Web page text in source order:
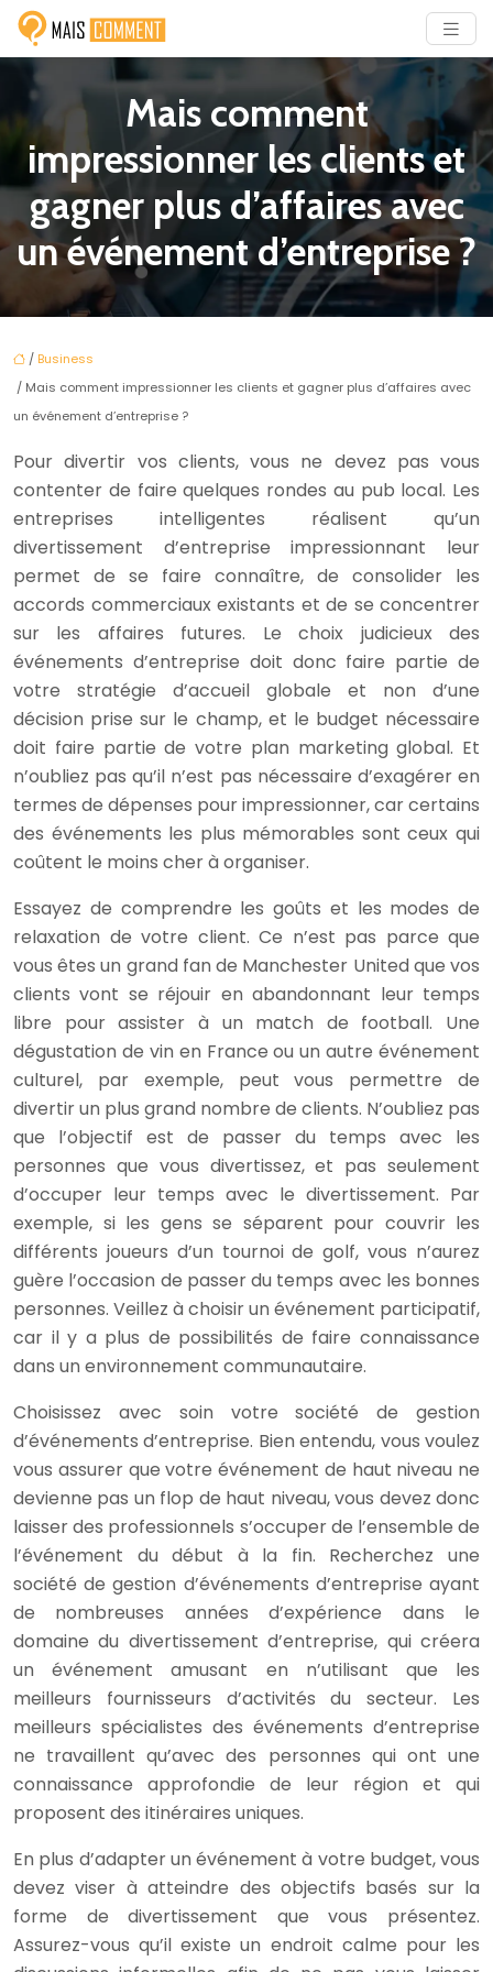
Mais comment
impressionner les clients et
gagner plus d’affaires avec
un événement d’entreprise ?
/ Business
/ Mais comment impressionner les clients et gagner plus d’affaires avec
un événement d’entreprise ?
Pour divertir vos clients, vous ne devez pas vous
contenter de faire quelques rondes au pub local. Les
entreprises intelligentes réalisent qu’un
divertissement d’entreprise impressionnant leur
permet de se faire connaître, de consolider les
accords commerciaux existants et de se concentrer
sur les affaires futures. Le choix judicieux des
événements d’entreprise doit donc faire partie de
votre stratégie d’accueil globale et non d’une
décision prise sur le champ, et le budget nécessaire
doit faire partie de votre plan marketing global. Et
n’oubliez pas qu’il n’est pas nécessaire d’exagérer en
termes de dépenses pour impressionner, car certains
des événements les plus mémorables sont ceux qui
coûtent le moins cher à organiser.
Essayez de comprendre les goûts et les modes de
relaxation de votre client. Ce n’est pas parce que
vous êtes un grand fan de Manchester United que vos
clients vont se réjouir en abandonnant leur temps
libre pour assister à un match de football. Une
dégustation de vin en France ou un autre événement
culturel, par exemple, peut vous permettre de
divertir un plus grand nombre de clients. N’oubliez pas
que l’objectif est de passer du temps avec les
personnes que vous divertissez, et pas seulement
d’occuper leur temps avec le divertissement. Par
exemple, si les gens se séparent pour couvrir les
différents joueurs d’un tournoi de golf, vous n’aurez
guère l’occasion de passer du temps avec les bonnes
personnes. Veillez à choisir un événement participatif,
car il y a plus de possibilités de faire connaissance
dans un environnement communautaire.
Choisissez avec soin votre société de gestion
d’événements d’entreprise. Bien entendu, vous voulez
vous assurer que votre événement de haut niveau ne
devienne pas un flop de haut niveau, vous devez donc
laisser des professionnels s’occuper de l’ensemble de
l’événement du début à la fin. Recherchez une
société de gestion d’événements d’entreprise ayant
de nombreuses années d’expérience dans le
domaine du divertissement d’entreprise, qui créera
un événement amusant en n’utilisant que les
meilleurs fournisseurs d’activités du secteur. Les
meilleurs spécialistes des événements d’entreprise
ne travaillent qu’avec des personnes qui ont une
connaissance approfondie de leur région et qui
proposent des itinéraires uniques.
En plus d’adapter un événement à votre budget, vous
devez viser à atteindre des objectifs basés sur la
forme de divertissement que vous présentez.
Assurez-vous qu’il existe un endroit calme pour les